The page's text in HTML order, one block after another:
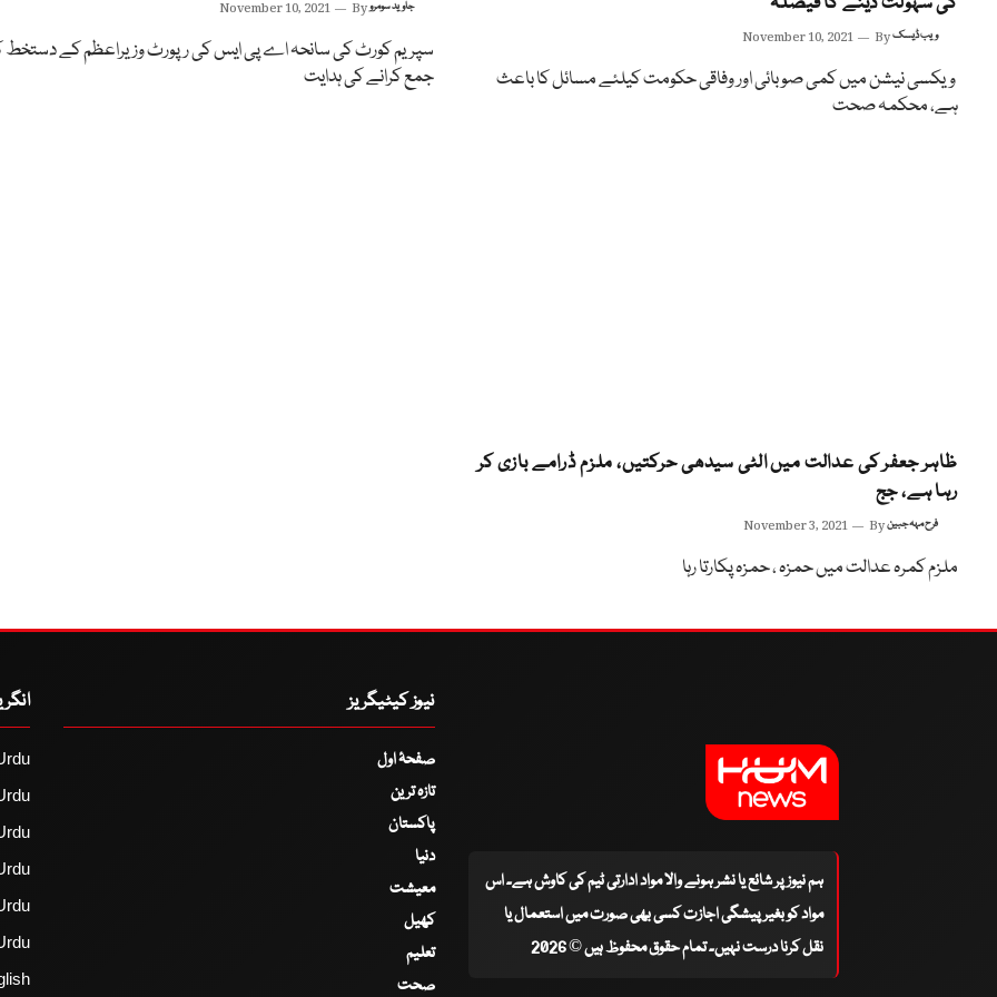
November 10, 2021 Byویب ڈیسک
ویکسی نیشن میں کمی صوبائی اور وفاقی حکومت کیلئے مسائل کا باعث
ہے، محکمہ صحت
November 10, 2021 Byجاوید سومرو
سپریم کورٹ کی سانحہ اے پی ایس کی رپورٹ وزیراعظم کے دستخط
جمع کرانے کی ہدایت
ظاہر جعفر کی عدالت میں الٹی سیدھی حرکتیں، ملزم ڈرامے بازی کر
رہا ہے، جج
November 3, 2021 Byفرح مہہ جبین
ملزم کمرہ عدالت میں حمزہ ، حمزہ پکارتا رہا
ہم نیوز پر شائع یا نشر ہونے والا مواد ادارتی ٹیم کی کاوش ہے۔ اس
مواد کو بغیر پیشگی اجازت کسی بھی صورت میں استعمال یا
نقل کرنا درست نہیں۔ تمام حقوق محفوظ ہیں © 2026
نیوز کیٹیگریز
صفحۂ اول
تازہ ترین
پاکستان
دنیا
معیشت
کھیل
تعلیم
صحت